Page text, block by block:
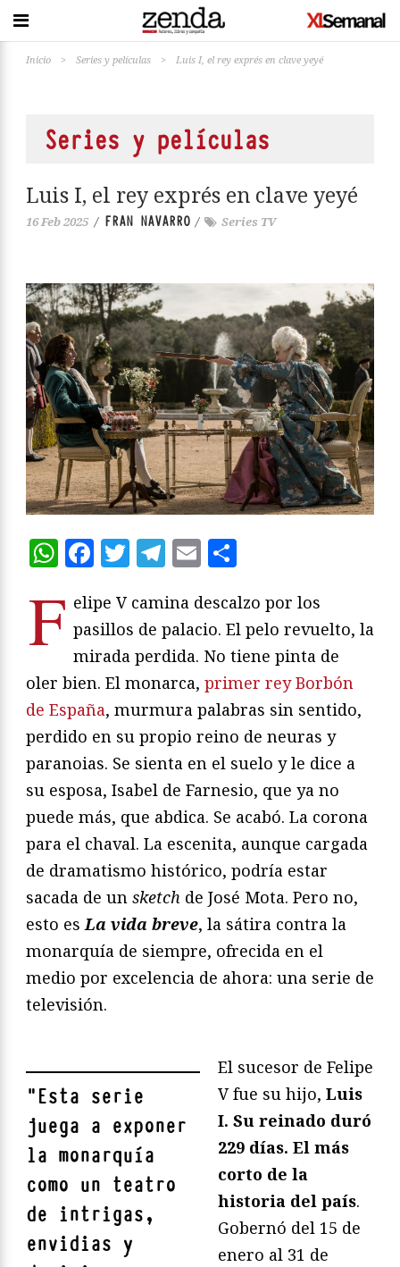
Inicio > Series y películas > Luis I, el rey exprés en clave yeyé
Series y películas
Luis I, el rey exprés en clave yeyé
16 Feb 2025 / FRAN NAVARRO / Series TV
WhatsApp
Facebook
Twitter
Telegram
Email
F elipe V camina descalzo por los
pasillos de palacio. El pelo revuelto, la
mirada perdida. No tiene pinta de
oler bien. El monarca, primer rey Borbón
de España, murmura palabras sin sentido,
perdido en su propio reino de neuras y
paranoias. Se sienta en el suelo y le dice a
su esposa, Isabel de Farnesio, que ya no
puede más, que abdica. Se acabó. La corona
para el chaval. La escenita, aunque cargada
de dramatismo histórico, podría estar
sacada de un sketch de José Mota. Pero no,
esto es La vida breve, la sátira contra la
monarquía de siempre, ofrecida en el
medio por excelencia de ahora: una serie de
televisión.
"Esta serie
juega a exponer
la monarquía
como un teatro
de intrigas,
envidias y
El sucesor de Felipe
V fue su hijo, Luis
I. Su reinado duró
229 días. El más
corto de la
historia del país.
Gobernó del 15 de
enero al 31 de